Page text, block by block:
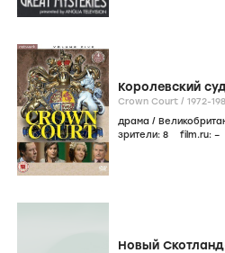
Королевский
Crown Court / 1972-
драма /
зрители: 8 film.ru: –
Новый